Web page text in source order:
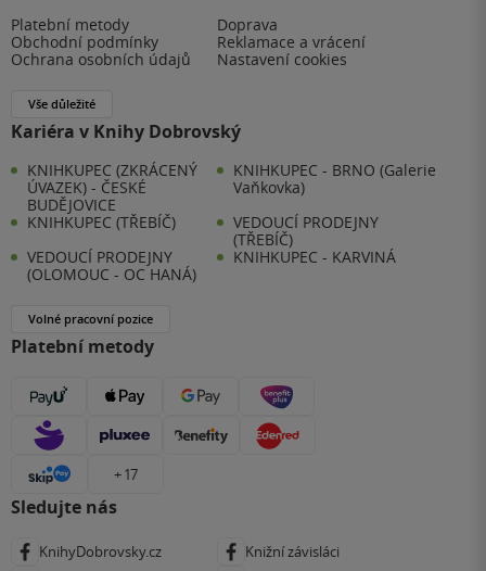
Platební metody
Doprava
Obchodní podmínky
Reklamace a vrácení
Ochrana osobních údajů
Nastavení cookies
Vše důležité
Kariéra v Knihy Dobrovský
KNIHKUPEC (ZKRÁCENÝ
ÚVAZEK) - ČESKÉ
BUDĚJOVICE
KNIHKUPEC - BRNO (Galerie
Vaňkovka)
KNIHKUPEC (TŘEBÍČ)
VEDOUCÍ PRODEJNY
(TŘEBÍČ)
VEDOUCÍ PRODEJNY
(OLOMOUC - OC HANÁ)
KNIHKUPEC - KARVINÁ
Volné pracovní pozice
Platební metody
+ 17
Sledujte nás
KnihyDobrovsky.cz
Knižní závisláci